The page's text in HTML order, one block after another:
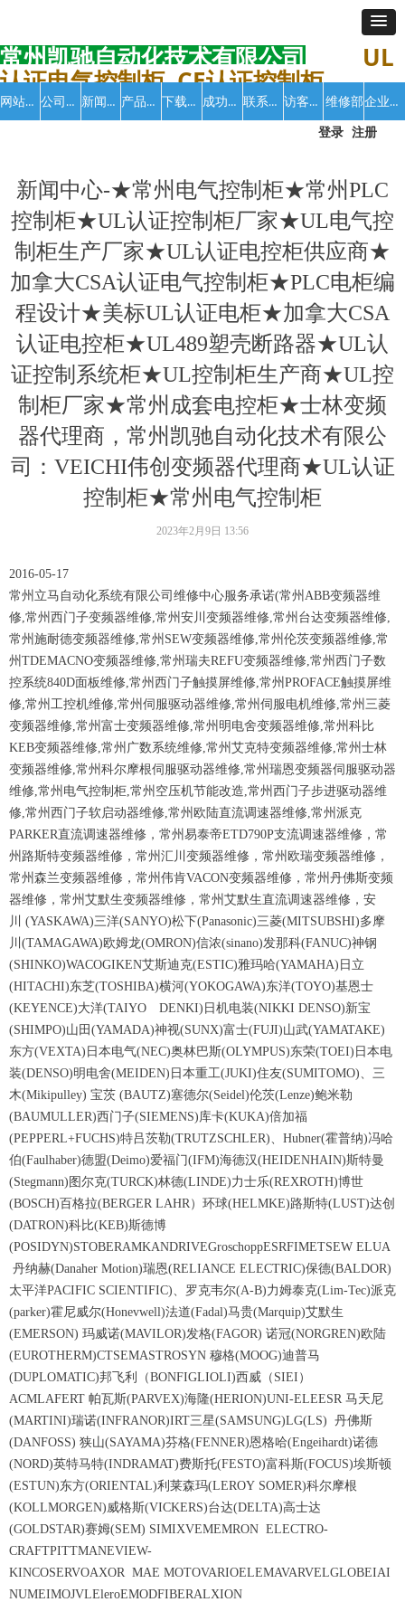
常州凯驰自动化技术有限公司 UL
认证电气控制柜 CE认证控制柜
网站首页 公司介绍 新闻中心 产品中心 下载中心 成功案例 联系我们 访客留言 维修部 企业招聘
登录 注册
新闻中心-★常州电气控制柜★常州PLC
控制柜★UL认证控制柜厂家★UL电气控
制柜生产厂家★UL认证电控柜供应商★
加拿大CSA认证电气控制柜★PLC电柜编
程设计★美标UL认证电柜★加拿大CSA
认证电控柜★UL489塑壳断路器★UL认
证控制系统柜★UL控制柜生产商★UL控
制柜厂家★常州成套电控柜★士林变频
器代理商，常州凯驰自动化技术有限公
司：VEICHI伟创变频器代理商★UL认证
控制柜★常州电气控制柜
2016-05-17
常州立马自动化系统有限公司维修中心服务承诺(常州ABB变频器维
修,常州西门子变频器维修,常州安川变频器维修,常州台达变频器维修,
常州施耐德变频器维修,常州SEW变频器维修,常州伦茨变频器维修,常
州TDEMACNO变频器维修,常州瑞夫REFU变频器维修,常州西门子数
控系统840D面板维修,常州西门子触摸屏维修,常州PROFACE触摸屏维
修,常州工控机维修,常州伺服驱动器维修,常州伺服电机维修,常州三菱
变频器维修,常州富士变频器维修,常州明电舍变频器维修,常州科比
KEB变频器维修,常州广数系统维修,常州艾克特变频器维修,常州士林
变频器维修,常州科尔摩根伺服驱动器维修,常州瑞恩变频器伺服驱动器
维修,常州电气控制柜,常州空压机节能改造,常州西门子步进驱动器维
修,常州西门子软启动器维修,常州欧陆直流调速器维修,常州派克
PARKER直流调速器维修，常州易泰帝ETD790P支流调速器维修，常
州路斯特变频器维修，常州汇川变频器维修，常州欧瑞变频器维修，
常州森兰变频器维修，常州伟肯VACON变频器维修，常州丹佛斯变频
器维修，常州艾默生变频器维修，常州艾默生直流调速器维修，安
川 (YASKAWA)三洋(SANYO)松下(Panasonic)三菱(MITSUBSHI)多摩
川(TAMAGAWA)欧姆龙(OMRON)信浓(sinano)发那科(FANUC)神钢
(SHINKO)WACOGIKEN艾斯迪克(ESTIC)雅玛哈(YAMAHA)日立
(HITACHI)东芝(TOSHIBA)横河(YOKOGAWA)东洋(TOYO)基恩士
(KEYENCE)大洋(TAIYO DENKI)日机电装(NIKKI DENSO)新宝
(SHIMPO)山田(YAMADA)神视(SUNX)富士(FUJI)山武(YAMATAKE)
东方(VEXTA)日本电气(NEC)奥林巴斯(OLYMPUS)东荣(TOEI)日本电
装(DENSO)明电舍(MEIDEN)日本重工(JUKI)住友(SUMITOMO)、三
木(Mikipulley) 宝茨 (BAUTZ)塞德尔(Seidel)伦茨(Lenze)鲍米勒
(BAUMULLER)西门子(SIEMENS)库卡(KUKA)倍加福
(PEPPERL+FUCHS)特吕茨勒(TRUTZSCHLER)、Hubner(霍普纳)冯哈
伯(Faulhaber)德盟(Deimo)爱福门(IFM)海德汉(HEIDENHAIN)斯特曼
(Stegmann)图尔克(TURCK)林德(LINDE)力士乐(REXROTH)博世
(BOSCH)百格拉(BERGER LAHR）环球(HELMKE)路斯特(LUST)达创
(DATRON)科比(KEB)斯德博
(POSIDYN)STOBERAMKANDRIVEGroschoppESRFIMETSEW ELUA
丹纳赫(Danaher Motion)瑞恩(RELIANCE ELECTRIC)保德(BALDOR)
太平洋PACIFIC SCIENTIFIC)、罗克韦尔(A-B)力姆泰克(Lim-Tec)派克
(parker)霍尼威尔(Honevwell)法道(Fadal)马贵(Marquip)艾默生
(EMERSON) 玛威诺(MAVILOR)发格(FAGOR) 诺冠(NORGREN)欧陆
(EUROTHERM)CTSEMASTROSYN 穆格(MOOG)迪普马
(DUPLOMATIC)邦飞利（BONFIGLIOLI)西威（SIEI）
ACMLAFERT 帕瓦斯(PARVEX)海隆(HERION)UNI-ELEESR 马天尼
(MARTINI)瑞诺(INFRANOR)IRT三星(SAMSUNG)LG(LS) 丹佛斯
(DANFOSS) 狭山(SAYAMA)芬格(FENNER)恩格哈(Engeihardt)诺德
(NORD)英特马特(INDRAMAT)费斯托(FESTO)富科斯(FOCUS)埃斯顿
(ESTUN)东方(ORIENTAL)利莱森玛(LEROY SOMER)科尔摩根
(KOLLMORGEN)威格斯(VICKERS)台达(DELTA)高士达
(GOLDSTAR)赛姆(SEM) SIMIXVEMEMRON ELECTRO-
CRAFTPITTMANEVIEW-
KINCOSERVOAXOR MAE MOTOVARIOELEMAVARVELGLOBEIAI
NUMEIMOJVLEleroEMODFIBERALXION
2023年2月9日 13:56